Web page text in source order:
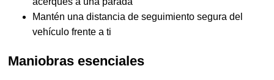
Mantén una distancia de seguimiento segura del
vehículo frente a ti
Maniobras esenciales